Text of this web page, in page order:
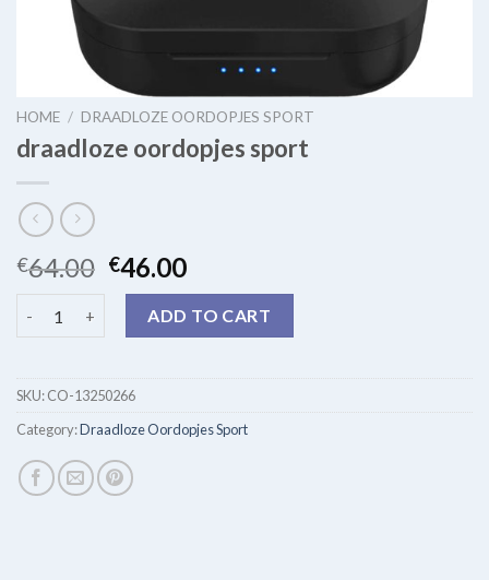
HOME / DRAADLOZE OORDOPJES SPORT
draadloze oordopjes sport
€64.00 €46.00
ADD TO CART
SKU:CO-13250266
Category:Draadloze Oordopjes Sport